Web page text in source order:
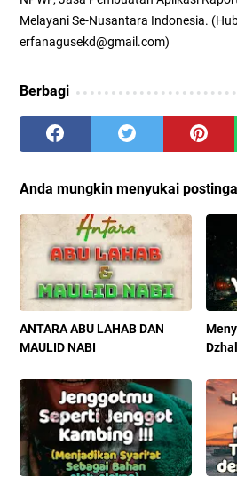
Melayani Se-Nusantara Indonesia.
erfanagusekd@gmail.com)
Berbagi
Anda mungkin menyukai
ANTARA ABU LAHAB DAN
MAULID NABI